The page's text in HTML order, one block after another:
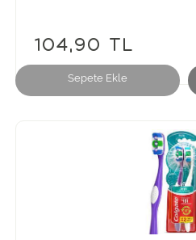
Sepete Ekle
104,90 TL